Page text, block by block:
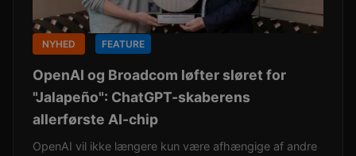
NYHED FEATURE
OpenAI og Broadcom løfter sløret for
"Jalapeño": ChatGPT-skaberens
allerførste AI-chip
OpenAI vil ikke længere kun være afhængige af andre